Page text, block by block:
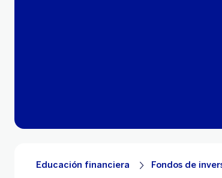
Educación financiera Fondos de